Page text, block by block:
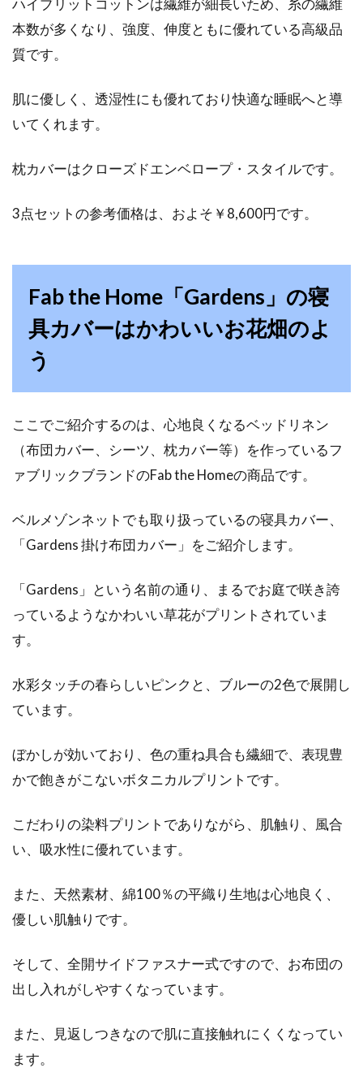
ハイブリットコットンは繊維が細長いため、糸の繊維
本数が多くなり、強度、伸度ともに優れている高級品
質です。
肌に優しく、透湿性にも優れており快適な睡眠へと導
いてくれます。
枕カバーはクローズドエンベロープ・スタイルです。
3点セットの参考価格は、およそ￥8,600円です。
Fab the Home「Gardens」の寝
具カバーはかわいいお花畑のよ
う
ここでご紹介するのは、心地良くなるベッドリネン
（布団カバー、シーツ、枕カバー等）を作っているフ
ァブリックブランドのFab the Homeの商品です。
ベルメゾンネットでも取り扱っているの寝具カバー、
「Gardens 掛け布団カバー」をご紹介します。
「Gardens」という名前の通り、まるでお庭で咲き誇
っているようなかわいい草花がプリントされていま
す。
水彩タッチの春らしいピンクと、ブルーの2色で展開し
ています。
ぼかしが効いており、色の重ね具合も繊細で、表現豊
かで飽きがこないボタニカルプリントです。
こだわりの染料プリントでありながら、肌触り、風合
い、吸水性に優れています。
また、天然素材、綿100％の平織り生地は心地良く、
優しい肌触りです。
そして、全開サイドファスナー式ですので、お布団の
出し入れがしやすくなっています。
また、見返しつきなので肌に直接触れにくくなってい
ます。